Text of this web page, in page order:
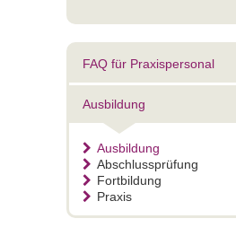
FAQ für Praxispersonal
Ausbildung
Ausbildung
Abschlussprüfung
Fortbildung
Praxis